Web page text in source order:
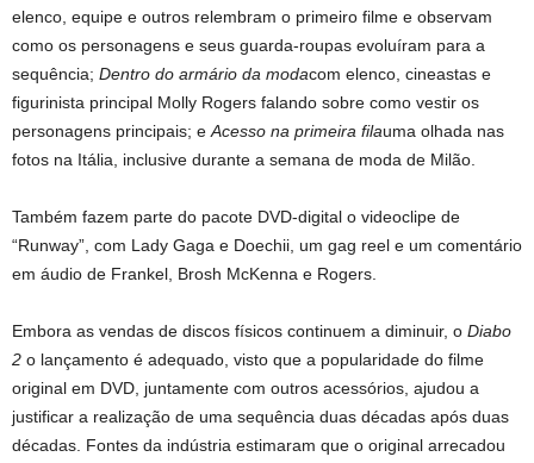
elenco, equipe e outros relembram o primeiro filme e observam
como os personagens e seus guarda-roupas evoluíram para a
sequência; Dentro do armário da modacom elenco, cineastas e
figurinista principal Molly Rogers falando sobre como vestir os
personagens principais; e Acesso na primeira filauma olhada nas
fotos na Itália, inclusive durante a semana de moda de Milão.
Também fazem parte do pacote DVD-digital o videoclipe de
“Runway”, com Lady Gaga e Doechii, um gag reel e um comentário
em áudio de Frankel, Brosh McKenna e Rogers.
Embora as vendas de discos físicos continuem a diminuir, o Diabo
2 o lançamento é adequado, visto que a popularidade do filme
original em DVD, juntamente com outros acessórios, ajudou a
justificar a realização de uma sequência duas décadas após duas
décadas. Fontes da indústria estimaram que o original arrecadou